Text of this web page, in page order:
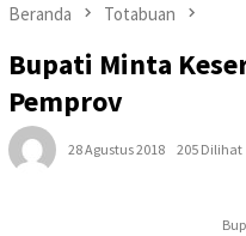
Beranda Totabuan
Bupati Minta
Pemprov
28 Agustus 2018 205 Dilihat